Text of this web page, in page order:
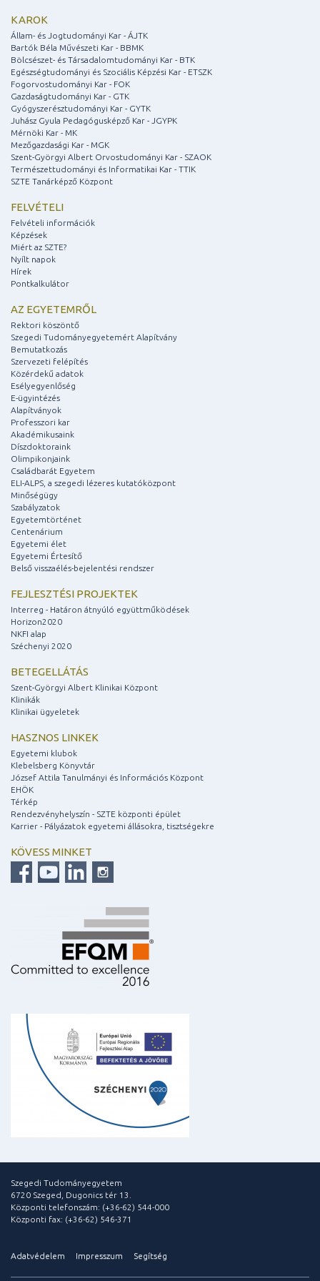
KAROK
Állam- és Jogtudományi Kar - ÁJTK
Bartók Béla Művészeti Kar - BBMK
Bölcsészet- és Társadalomtudományi Kar - BTK
Egészségtudományi és Szociális Képzési Kar - ETSZK
Fogorvostudományi Kar - FOK
Gazdaságtudományi Kar - GTK
Gyógyszerésztudományi Kar - GYTK
Juhász Gyula Pedagógusképző Kar - JGYPK
Mérnöki Kar - MK
Mezőgazdasági Kar - MGK
Szent-Györgyi Albert Orvostudományi Kar - SZAOK
Természettudományi és Informatikai Kar - TTIK
SZTE Tanárképző Központ
FELVÉTELI
Felvételi információk
Képzések
Miért az SZTE?
Nyílt napok
Hírek
Pontkalkulátor
AZ EGYETEMRŐL
Rektori köszöntő
Szegedi Tudományegyetemért Alapítvány
Bemutatkozás
Szervezeti felépítés
Közérdekű adatok
Esélyegyenlőség
E-ügyintézés
Alapítványok
Professzori kar
Akadémikusaink
Díszdoktoraink
Olimpikonjaink
Családbarát Egyetem
ELI-ALPS, a szegedi lézeres kutatóközpont
Minőségügy
Szabályzatok
Egyetemtörténet
Centenárium
Egyetemi élet
Egyetemi Értesítő
Belső visszaélés-bejelentési rendszer
FEJLESZTÉSI PROJEKTEK
Interreg - Határon átnyúló együttműködések
Horizon2020
NKFI alap
Széchenyi 2020
BETEGELLÁTÁS
Szent-Györgyi Albert Klinikai Központ
Klinikák
Klinikai ügyeletek
HASZNOS LINKEK
Egyetemi klubok
Klebelsberg Könyvtár
József Attila Tanulmányi és Információs Központ
EHÖK
Térkép
Rendezvényhelyszín - SZTE központi épület
Karrier - Pályázatok egyetemi állásokra, tisztségekre
KÖVESS MINKET
Szegedi Tudományegyetem
6720 Szeged, Dugonics tér 13.
Központi telefonszám: (+36-62) 544-000
Központi fax: (+36-62) 546-371
Adatvédelem Impresszum Segítség